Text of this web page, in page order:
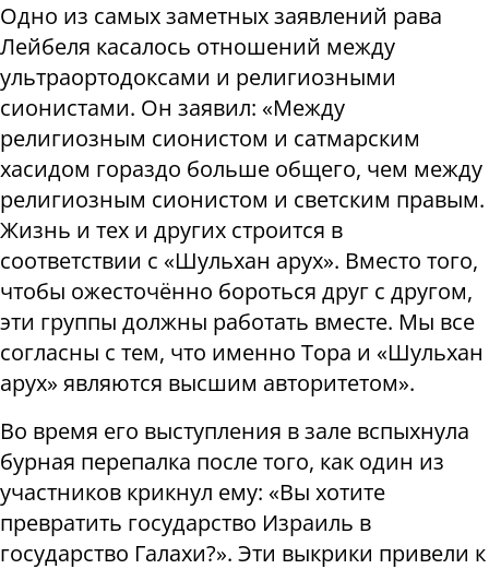
Одно из самых заметных заявлений рава
Лейбеля касалось отношений между
ультраортодоксами и религиозными
сионистами. Он заявил: «Между
религиозным сионистом и сатмарским
хасидом гораздо больше общего, чем между
религиозным сионистом и светским правым.
Жизнь и тех и других строится в
соответствии с «Шульхан арух». Вместо того,
чтобы ожесточённо бороться друг с другом,
эти группы должны работать вместе. Мы все
согласны с тем, что именно Тора и «Шульхан
арух» являются высшим авторитетом».
Во время его выступления в зале вспыхнула
бурная перепалка после того, как один из
участников крикнул ему: «Вы хотите
превратить государство Израиль в
государство Галахи?». Эти выкрики привели к